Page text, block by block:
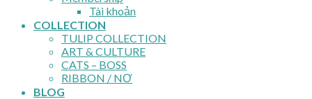
Tài khoản
COLLECTION
TULIP COLLECTION
ART & CULTURE
CATS – BOSS
RIBBON / NƠ
BLOG